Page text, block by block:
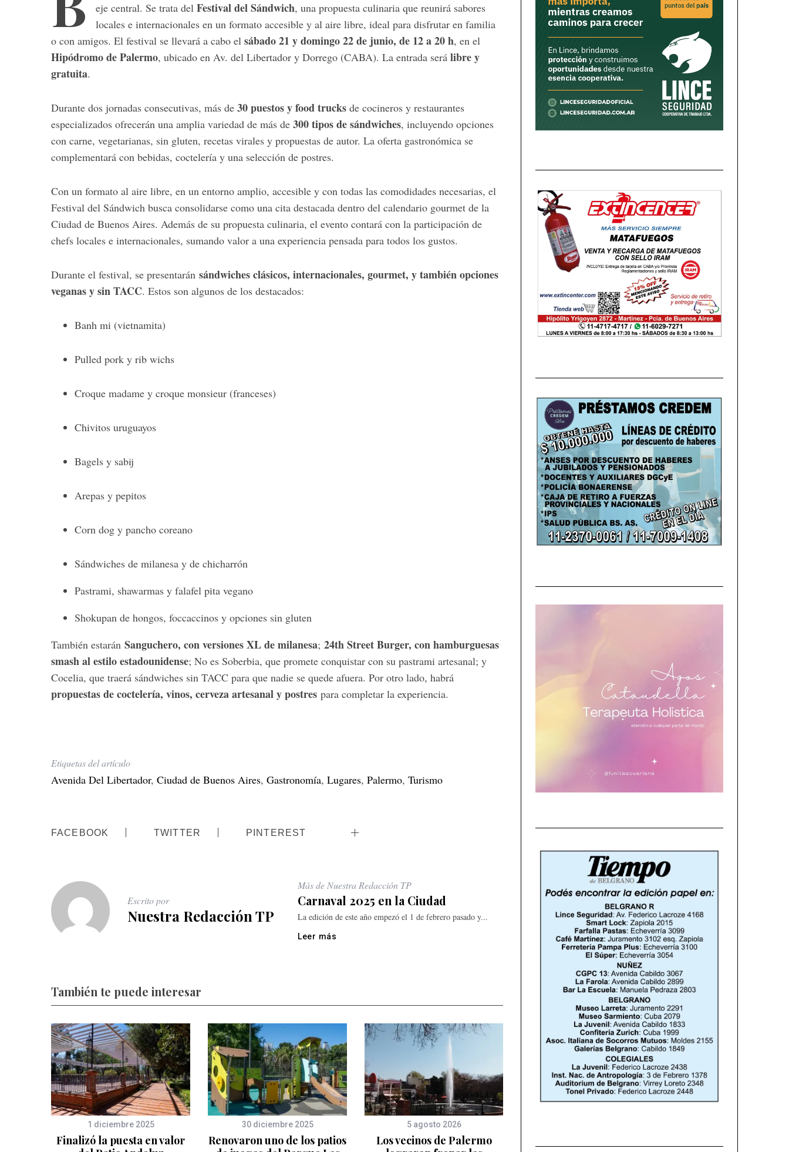
eje central. Se trata del Festival del Sándwich, una propuesta culinaria que reunirá sabores
locales e internacionales en un formato accesible y al aire libre, ideal para disfrutar en familia
o con amigos. El festival se llevará a cabo el sábado 21 y domingo 22 de junio, de 12 a 20 h, en el
Hipódromo de Palermo, ubicado en Av. del Libertador y Dorrego (CABA). La entrada será libre y
gratuita.
Durante dos jornadas consecutivas, más de 30 puestos y food trucks de cocineros y restaurantes
especializados ofrecerán una amplia variedad de más de 300 tipos de sándwiches, incluyendo opciones
con carne, vegetarianas, sin gluten, recetas virales y propuestas de autor. La oferta gastronómica se
complementará con bebidas, coctelería y una selección de postres.
Con un formato al aire libre, en un entorno amplio, accesible y con todas las comodidades necesarias, el
Festival del Sándwich busca consolidarse como una cita destacada dentro del calendario gourmet de la
Ciudad de Buenos Aires. Además de su propuesta culinaria, el evento contará con la participación de
chefs locales e internacionales, sumando valor a una experiencia pensada para todos los gustos.
Durante el festival, se presentarán sándwiches clásicos, internacionales, gourmet, y también opciones
veganas y sin TACC. Estos son algunos de los destacados:
Banh mi (vietnamita)
Pulled pork y rib wichs
Croque madame y croque monsieur (franceses)
Chivitos uruguayos
Bagels y sabij
Arepas y pepitos
Corn dog y pancho coreano
Sándwiches de milanesa y de chicharrón
Pastrami, shawarmas y falafel pita vegano
Shokupan de hongos, foccaccinos y opciones sin gluten
También estarán Sanguchero, con versiones XL de milanesa; 24th Street Burger, con hamburguesas
smash al estilo estadounidense; No es Soberbia, que promete conquistar con su pastrami artesanal; y
Cocelia, que traerá sándwiches sin TACC para que nadie se quede afuera. Por otro lado, habrá
propuestas de coctelería, vinos, cerveza artesanal y postres para completar la experiencia.
Etiquetas del artículo
Avenida Del Libertador, Ciudad de Buenos Aires, Gastronomía, Lugares, Palermo, Turismo
FACEBOOK TWITTER PINTEREST
Escrito por
Nuestra Redacción TP
Más de Nuestra Redacción TP
Carnaval 2025 en la Ciudad
La edición de este año empezó el 1 de febrero pasado y...
Leer más
También te puede interesar
1 diciembre 2025
Finalizó la puesta en valor
30 diciembre 2025
Renovaron uno de los patios
5 agosto 2026
Los vecinos de Palermo
S
r
c
h
f
: